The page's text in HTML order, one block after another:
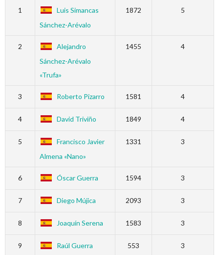
1
Luis Simancas
Sánchez-Arévalo
1872 5
2
Alejandro
Sánchez-Arévalo
«Trufa»
1455 4
3 Roberto Pizarro 1581 4
4 David Triviño 1849 4
5
Francisco Javier
Almena «Nano»
1331 3
6 Óscar Guerra 1594 3
7 Diego Mújica 2093 3
8 Joaquín Serena 1583 3
9 Raúl Guerra 553 3